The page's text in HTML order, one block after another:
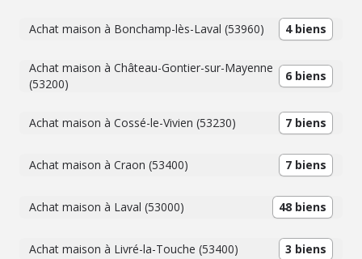
Achat maison à Bonchamp-lès-Laval (53960) 4 biens
Achat maison à Château-Gontier-sur-Mayenne
(53200)
6 biens
Achat maison à Cossé-le-Vivien (53230) 7 biens
Achat maison à Craon (53400) 7 biens
Achat maison à Laval (53000) 48 biens
Achat maison à Livré-la-Touche (53400) 3 biens